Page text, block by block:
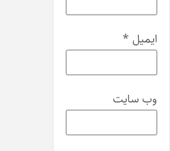
ایمیل *
وب‌ سایت